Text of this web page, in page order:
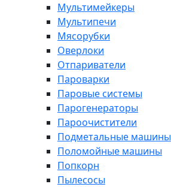
Мультимейкеры
Мультипечи
Мясорубки
Оверлоки
Отпариватели
Пароварки
Паровые системы
Парогенераторы
Пароочистители
Подметальные машины
Поломойные машины
Попкорн
Пылесосы